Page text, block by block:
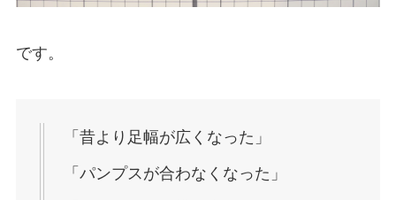
です。
「昔より足幅が広くなった」
「パンプスが合わなくなった」